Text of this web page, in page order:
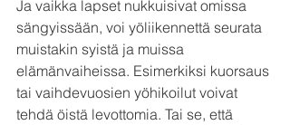
Ja vaikka lapset nukkuisivat omissa
sängyissään, voi yöliikennettä seurata
muistakin syistä ja muissa
elämänvaiheissa. Esimerkiksi kuorsaus
tai vaihdevuosien yöhikoilut voivat
tehdä öistä levottomia. Tai se, että